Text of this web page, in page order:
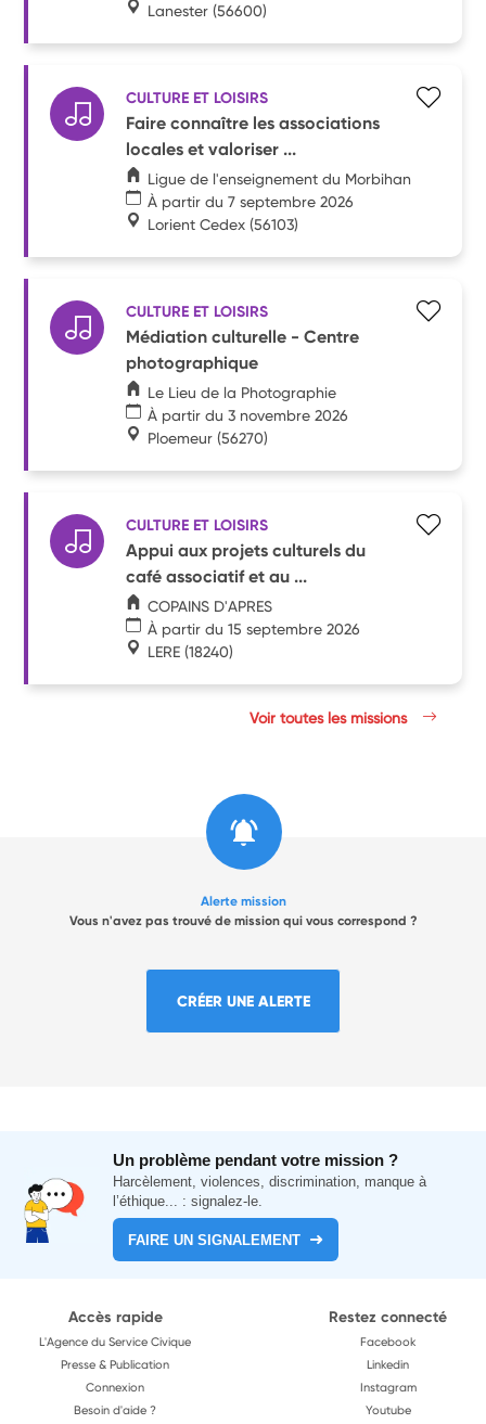
Lanester (56600)
CULTURE ET LOISIRS
Faire connaître les associations
locales et valoriser ...
Ligue de l'enseignement du Morbihan
À partir du 7 septembre 2026
Lorient Cedex (56103)
CULTURE ET LOISIRS
Médiation culturelle - Centre
photographique
Le Lieu de la Photographie
À partir du 3 novembre 2026
Ploemeur (56270)
CULTURE ET LOISIRS
Appui aux projets culturels du
café associatif et au ...
COPAINS D'APRES
À partir du 15 septembre 2026
LERE (18240)
Voir toutes les missions
Alerte mission
Vous n'avez pas trouvé de mission qui vous correspond ?
CRÉER UNE ALERTE
Un problème pendant votre mission ?
Harcèlement, violences, discrimination, manque à
l’éthique... : signalez-le.
FAIRE UN SIGNALEMENT
Accès rapide
L'Agence du Service Civique
Presse & Publication
Connexion
Besoin d'aide ?
Restez connecté
Facebook
Linkedin
Instagram
Youtube